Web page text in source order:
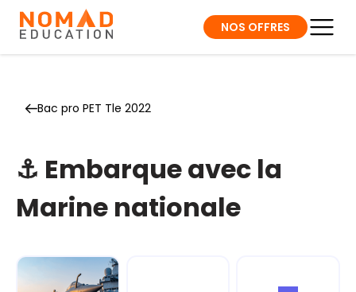
NOS OFFRES
Bac pro PET Tle 2022
⚓️ Embarque avec la
Marine nationale